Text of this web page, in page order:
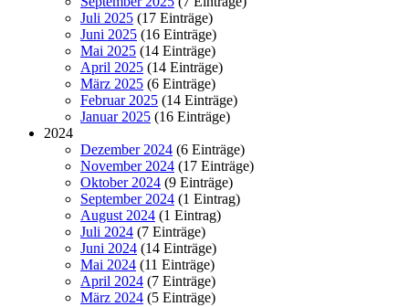
Juli 2025 (17 Einträge)
Juni 2025 (16 Einträge)
Mai 2025 (14 Einträge)
April 2025 (14 Einträge)
März 2025 (6 Einträge)
Februar 2025 (14 Einträge)
Januar 2025 (16 Einträge)
2024
Dezember 2024 (6 Einträge)
November 2024 (17 Einträge)
Oktober 2024 (9 Einträge)
September 2024 (1 Eintrag)
August 2024 (1 Eintrag)
Juli 2024 (7 Einträge)
Juni 2024 (14 Einträge)
Mai 2024 (11 Einträge)
April 2024 (7 Einträge)
März 2024 (5 Einträge)